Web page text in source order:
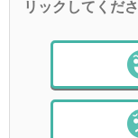
リックしてくだ